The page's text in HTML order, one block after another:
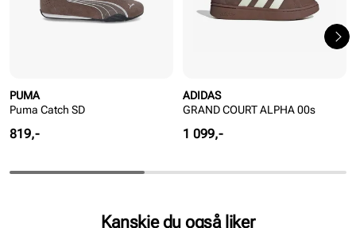
PUMA
Puma Catch SD
Pris
819,-
ADIDAS
GRAND COURT ALPHA 00s
Pris
1 099,-
Kanskje du også liker